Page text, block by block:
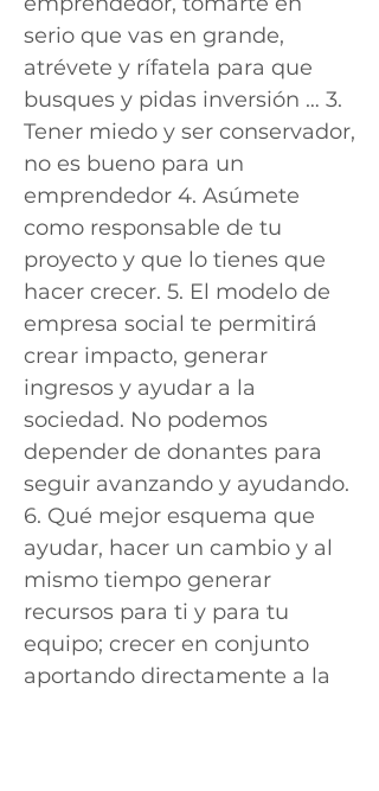
serio que vas en grande,
atrévete y rífatela para que
busques y pidas inversión … 3.
Tener miedo y ser conservador,
no es bueno para un
emprendedor 4. Asúmete
como responsable de tu
proyecto y que lo tienes que
hacer crecer. 5. El modelo de
empresa social te permitirá
crear impacto, generar
ingresos y ayudar a la
sociedad. No podemos
depender de donantes para
seguir avanzando y ayudando.
6. Qué mejor esquema que
ayudar, hacer un cambio y al
mismo tiempo generar
recursos para ti y para tu
equipo; crecer en conjunto
aportando directamente a la